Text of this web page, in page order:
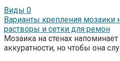
Виды 0
Варианты крепления мозаики
растворы и сетки для ремон
Мозаика на стенах
аккуратности, но чтобы она